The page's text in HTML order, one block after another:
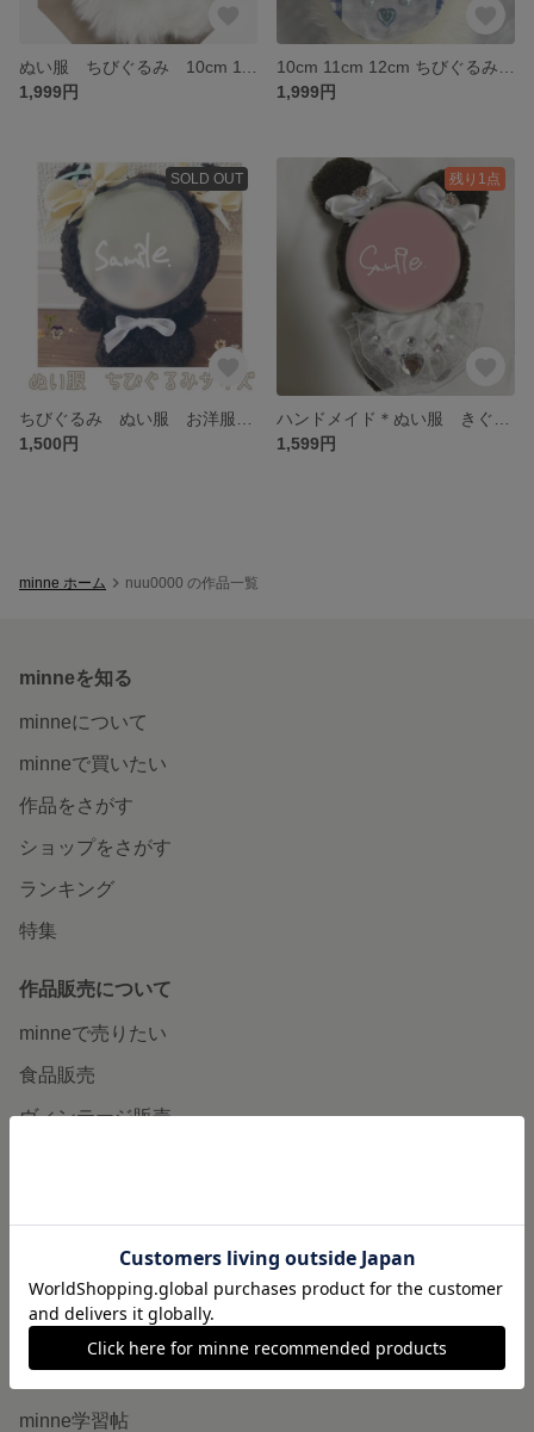
1,999円
1,999円
SOLD OUT
1,500円
残り1点
1,599円
minne ホーム nuu0000 の作品一覧
minneを知る
minneについて
minneで買いたい
作品をさがす
ショップをさがす
ランキング
特集
作品販売について
minneで売りたい
食品販売
ヴィンテージ販売
読みもの
minne学習帖